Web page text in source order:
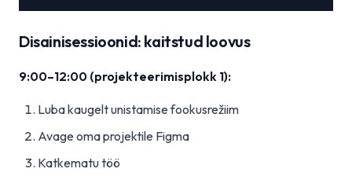
Disainisessioonid: kaitstud loovus
9:00–12:00 (projekteerimisplokk 1):
Luba kaugelt unistamise fookusrežiim
Avage oma projektile Figma
Katkematu töö